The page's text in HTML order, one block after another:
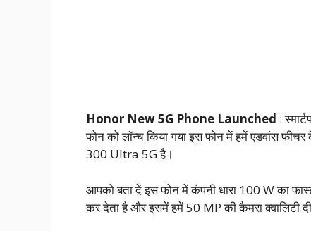
Honor New 5G Phone Launched :
फोन को लॉन्च किया गया इस फोन में हमें एडवांस
300 Ultra 5G है।
आपको बता दें इस फोन में कंपनी धारा 100 W का
कर देता है और इसमें हमें 50 MP की कैमरा क्वालिटी